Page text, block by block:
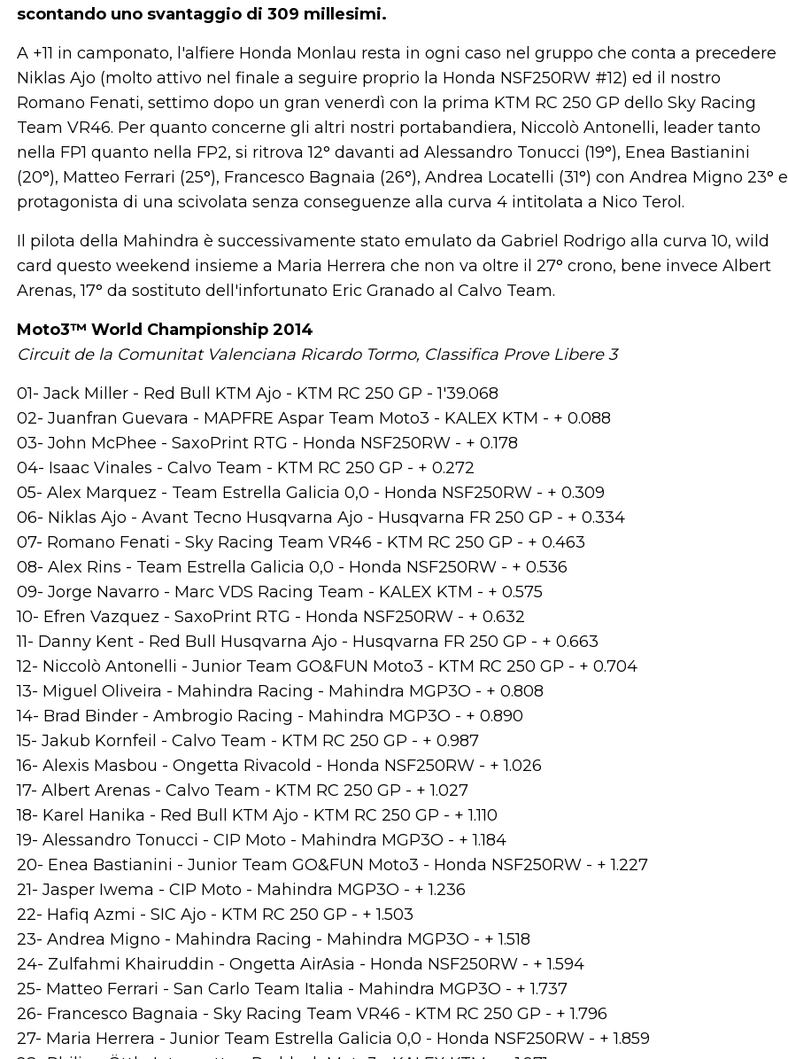
scontando uno svantaggio di 309 millesimi.
A +11 in camponato, l'alfiere Honda Monlau resta in ogni caso nel gruppo che conta a precedere
Niklas Ajo (molto attivo nel finale a seguire proprio la Honda NSF250RW #12) ed il nostro
Romano Fenati, settimo dopo un gran venerdì con la prima KTM RC 250 GP dello Sky Racing
Team VR46. Per quanto concerne gli altri nostri portabandiera, Niccolò Antonelli, leader tanto
nella FP1 quanto nella FP2, si ritrova 12° davanti ad Alessandro Tonucci (19°), Enea Bastianini
(20°), Matteo Ferrari (25°), Francesco Bagnaia (26°), Andrea Locatelli (31°) con Andrea Migno 23° e
protagonista di una scivolata senza conseguenze alla curva 4 intitolata a Nico Terol.
Il pilota della Mahindra è successivamente stato emulato da Gabriel Rodrigo alla curva 10, wild
card questo weekend insieme a Maria Herrera che non va oltre il 27° crono, bene invece Albert
Arenas, 17° da sostituto dell'infortunato Eric Granado al Calvo Team.
Moto3™ World Championship 2014
Circuit de la Comunitat Valenciana Ricardo Tormo, Classifica Prove Libere 3
01- Jack Miller - Red Bull KTM Ajo - KTM RC 250 GP - 1'39.068
02- Juanfran Guevara - MAPFRE Aspar Team Moto3 - KALEX KTM - + 0.088
03- John McPhee - SaxoPrint RTG - Honda NSF250RW - + 0.178
04- Isaac Vinales - Calvo Team - KTM RC 250 GP - + 0.272
05- Alex Marquez - Team Estrella Galicia 0,0 - Honda NSF250RW - + 0.309
06- Niklas Ajo - Avant Tecno Husqvarna Ajo - Husqvarna FR 250 GP - + 0.334
07- Romano Fenati - Sky Racing Team VR46 - KTM RC 250 GP - + 0.463
08- Alex Rins - Team Estrella Galicia 0,0 - Honda NSF250RW - + 0.536
09- Jorge Navarro - Marc VDS Racing Team - KALEX KTM - + 0.575
10- Efren Vazquez - SaxoPrint RTG - Honda NSF250RW - + 0.632
11- Danny Kent - Red Bull Husqvarna Ajo - Husqvarna FR 250 GP - + 0.663
12- Niccolò Antonelli - Junior Team GO&FUN Moto3 - KTM RC 250 GP - + 0.704
13- Miguel Oliveira - Mahindra Racing - Mahindra MGP3O - + 0.808
14- Brad Binder - Ambrogio Racing - Mahindra MGP3O - + 0.890
15- Jakub Kornfeil - Calvo Team - KTM RC 250 GP - + 0.987
16- Alexis Masbou - Ongetta Rivacold - Honda NSF250RW - + 1.026
17- Albert Arenas - Calvo Team - KTM RC 250 GP - + 1.027
18- Karel Hanika - Red Bull KTM Ajo - KTM RC 250 GP - + 1.110
19- Alessandro Tonucci - CIP Moto - Mahindra MGP3O - + 1.184
20- Enea Bastianini - Junior Team GO&FUN Moto3 - Honda NSF250RW - + 1.227
21- Jasper Iwema - CIP Moto - Mahindra MGP3O - + 1.236
22- Hafiq Azmi - SIC Ajo - KTM RC 250 GP - + 1.503
23- Andrea Migno - Mahindra Racing - Mahindra MGP3O - + 1.518
24- Zulfahmi Khairuddin - Ongetta AirAsia - Honda NSF250RW - + 1.594
25- Matteo Ferrari - San Carlo Team Italia - Mahindra MGP3O - + 1.737
26- Francesco Bagnaia - Sky Racing Team VR46 - KTM RC 250 GP - + 1.796
27- Maria Herrera - Junior Team Estrella Galicia 0,0 - Honda NSF250RW - + 1.859